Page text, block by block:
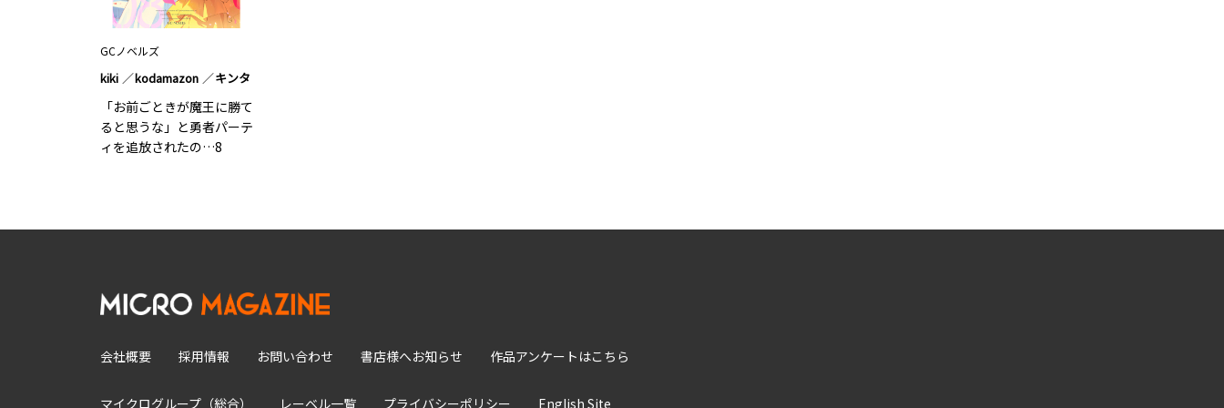
GCノベルズ
kiki kodamazon キンタ
「お前ごときが魔王に勝て
ると思うな」と勇者パーテ
ィを追放されたの…8
会社概要 採用情報 お問い合わせ 書店様へお知らせ 作品アンケートはこちら
マイクログループ（総合） レーベル一覧 プライバシーポリシー English Site